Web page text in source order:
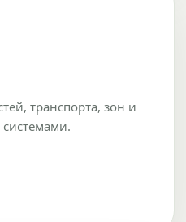
транспорта, зон и